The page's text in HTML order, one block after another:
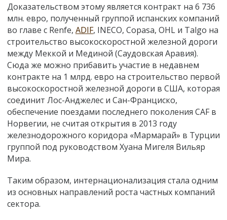
Доказательством этому является контракт на 6 736
млн. евро, полученный группой испанских компаний
во главе с Renfe, ADIF, INECO, Copasa, OHL и Talgo на
строительство высокоскоростной железной дороги
между Меккой и Мединой (Саудовская Аравия).
Сюда же можно прибавить участие в недавнем
контракте на 1 млрд. евро на строительство первой
высокоскоростной железной дороги в США, которая
соединит Лос-Анджелес и Сан-Франциско,
обеспечение поездами последнего поколения CAF в
Норвегии, не считая открытия в 2013 году
железнодорожного коридора «Maрмарай» в Турции
группой под руководством Хуана Мигеля Вильяр
Мира.
Таким образом, интернационализация стала одним
из основных направлений роста частных компаний
сектора.